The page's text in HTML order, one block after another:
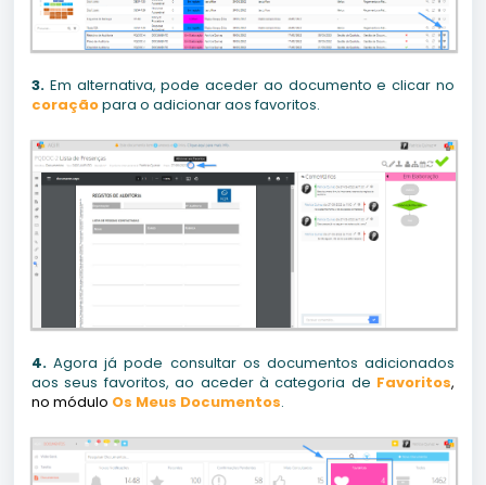
3. Em alternativa, pode aceder ao documento e clicar no
coraçãopara o adicionar aos favoritos.
4. Agora já pode consultar os documentos adicionados
aos seus favoritos, ao aceder à categoria de Favoritos,
no módulo Os Meus Documentos.